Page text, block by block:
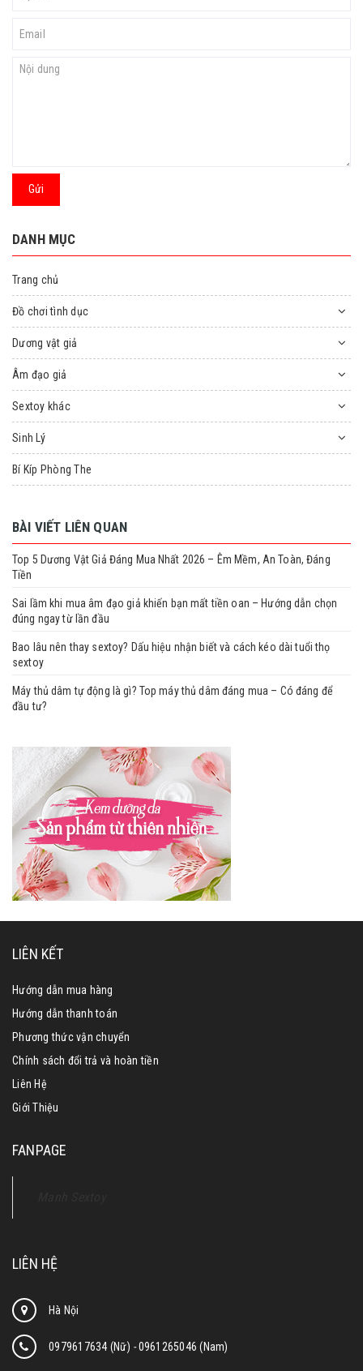
Gửi
DANH MỤC
Trang chủ
Đồ chơi tình dục
Dương vật giả
Âm đạo giả
Sextoy khác
Sinh Lý
Bí Kíp Phòng The
BÀI VIẾT LIÊN QUAN
Top 5 Dương Vật Giả Đáng Mua Nhất 2026 – Êm Mềm, An Toàn, Đáng
Tiền
Sai lầm khi mua âm đạo giả khiến bạn mất tiền oan – Hướng dẫn chọn
đúng ngay từ lần đầu
Bao lâu nên thay sextoy? Dấu hiệu nhận biết và cách kéo dài tuổi thọ
sextoy
Máy thủ dâm tự động là gì? Top máy thủ dâm đáng mua – Có đáng để
đầu tư?
LIÊN KẾT
Hướng dẫn mua hàng
Hướng dẫn thanh toán
Phương thức vận chuyển
Chính sách đổi trả và hoàn tiền
Liên Hệ
Giới Thiệu
FANPAGE
LIÊN HỆ
Hà Nội
0979617634 (Nữ) -0961265046 (Nam)